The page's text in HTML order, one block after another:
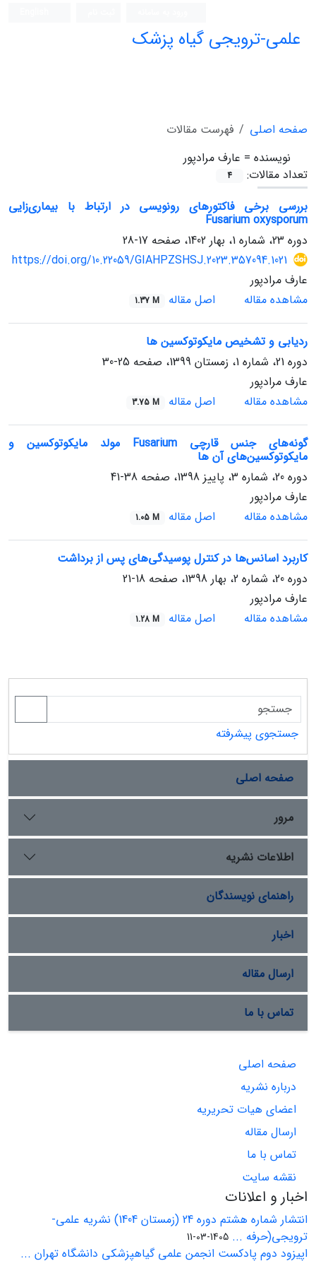
علمی-ترویجی گیاه پزشک
صفحه اصلی
فهرست مقالات
نویسنده = عارف مرادپور
تعداد مقالات:
4
بررسی برخی فاکتورهای رونویسی در ارتباط با بیماری‌زایی
Fusarium oxysporum
دوره 23، شماره 1، بهار 1402، صفحه
17-28
https://doi.org/10.22059/GIAHPZSHSJ.2023.357094.1021
عارف مرادپور
مشاهده مقاله
اصل مقاله 1.37 M
ردیابی و تشخیص مایکوتوکسین ها
دوره 21، شماره 1، زمستان 1399، صفحه
25-30
عارف مرادپور
مشاهده مقاله
اصل مقاله 3.75 M
گونه‌های جنس قارچی Fusarium مولد مایکوتوکسین و
مایکوتوکسین‌های آن ها
دوره 20، شماره 3، پاییز 1398، صفحه
38-41
عارف مرادپور
مشاهده مقاله
اصل مقاله 1.05 M
کاربرد اسانس‌ها در کنترل پوسیدگی‌های پس از برداشت
دوره 20، شماره 2، بهار 1398، صفحه
18-21
عارف مرادپور
مشاهده مقاله
اصل مقاله 1.28 M
جستجوی پیشرفته
صفحه اصلی
مرور
اطلاعات نشریه
راهنمای نویسندگان
اخبار
ارسال مقاله
تماس با ما
صفحه اصلی
درباره نشریه
اعضای هیات تحریریه
ارسال مقاله
تماس با ما
نقشه سایت
اخبار و اعلانات
انتشار شماره هشتم دوره 24 (زمستان 1404) نشریه علمی-
ترویجی(حرفه ... 1405-03-11
اپیزود دوم پادکست انجمن علمی گیاهپزشکی دانشگاه تهران ...